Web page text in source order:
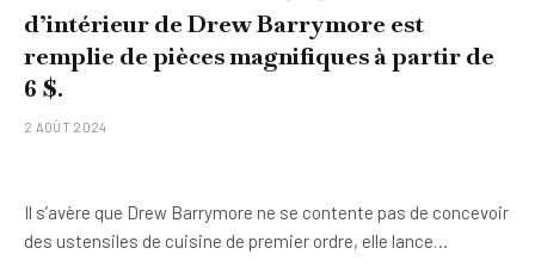
d’intérieur de Drew Barrymore est
remplie de pièces magnifiques à partir de
6 $.
2 AOÛT 2024
Il s’avère que Drew Barrymore ne se contente pas de concevoir
des ustensiles de cuisine de premier ordre, elle lance…